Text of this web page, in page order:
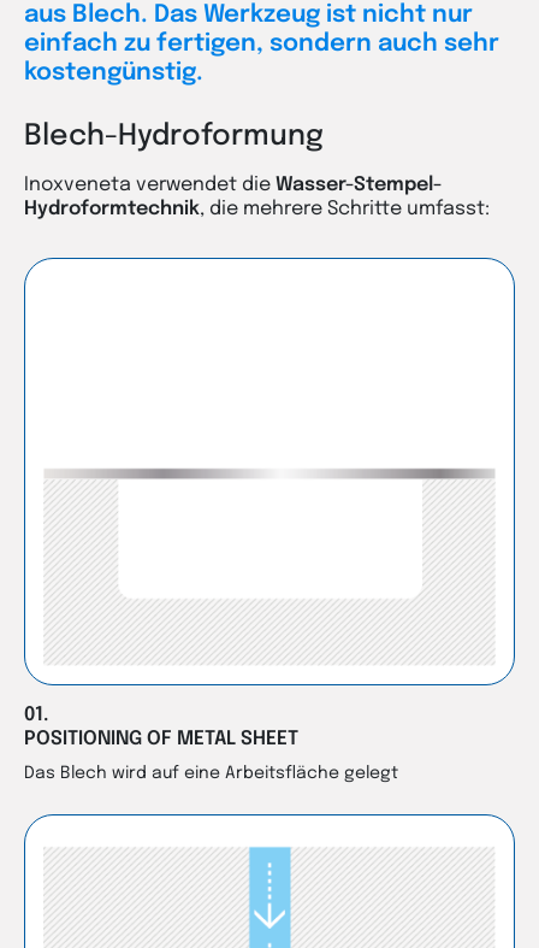
aus Blech. Das Werkzeug ist nicht nur
einfach zu fertigen, sondern auch sehr
kostengünstig.
Blech-Hydroformung
Inoxveneta verwendet die Wasser-Stempel-
Hydroformtechnik, die mehrere Schritte umfasst:
01.
POSITIONING OF METAL SHEET
Das Blech wird auf eine Arbeitsfläche gelegt